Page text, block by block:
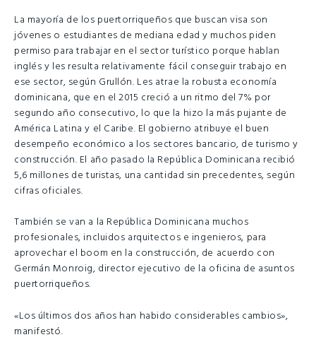
La mayoría de los puertorriqueños que buscan visa son
jóvenes o estudiantes de mediana edad y muchos piden
permiso para trabajar en el sector turístico porque hablan
inglés y les resulta relativamente fácil conseguir trabajo en
ese sector, según Grullón. Les atrae la robusta economía
dominicana, que en el 2015 creció a un ritmo del 7% por
segundo año consecutivo, lo que la hizo la más pujante de
América Latina y el Caribe. El gobierno atribuye el buen
desempeño económico a los sectores bancario, de turismo y
construcción. El año pasado la República Dominicana recibió
5,6 millones de turistas, una cantidad sin precedentes, según
cifras oficiales.
También se van a la República Dominicana muchos
profesionales, incluidos arquitectos e ingenieros, para
aprovechar el boom en la construcción, de acuerdo con
Germán Monroig, director ejecutivo de la oficina de asuntos
puertorriqueños.
«Los últimos dos años han habido considerables cambios»,
manifestó.